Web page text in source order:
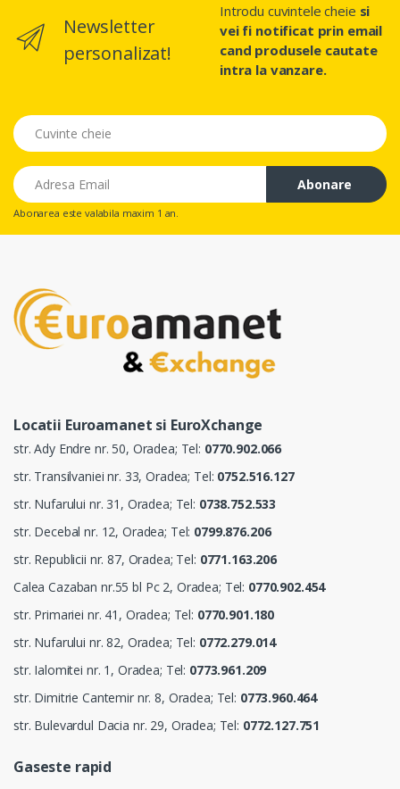
Newsletter
personalizat!
Introdu cuvintele cheie si
vei fi notificat prin email
cand produsele cautate
intra la vanzare.
Email
Abonare
Abonarea este valabila maxim 1 an.
Locatii Euroamanet si EuroXchange
str. Ady Endre nr. 50, Oradea; Tel: 0770.902.066
str. Transilvaniei nr. 33, Oradea; Tel: 0752.516.127
str. Nufarului nr. 31, Oradea; Tel: 0738.752.533
str. Decebal nr. 12, Oradea; Tel: 0799.876.206
str. Republicii nr. 87, Oradea; Tel: 0771.163.206
Calea Cazaban nr.55 bl Pc 2, Oradea; Tel: 0770.902.454
str. Primariei nr. 41, Oradea; Tel: 0770.901.180
str. Nufarului nr. 82, Oradea; Tel: 0772.279.014
str. Ialomitei nr. 1, Oradea; Tel: 0773.961.209
str. Dimitrie Cantemir nr. 8, Oradea; Tel: 0773.960.464
str. Bulevardul Dacia nr. 29, Oradea; Tel: 0772.127.751
Gaseste rapid